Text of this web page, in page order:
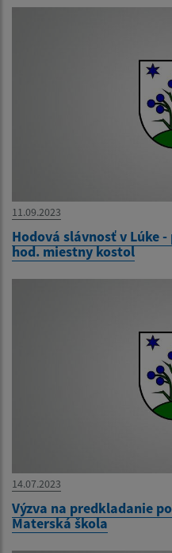
11.09.2023
Hodová slávnosť v Lúke
hod. miestny kostol
14.07.2023
Výzva na predkladanie
Materská škola